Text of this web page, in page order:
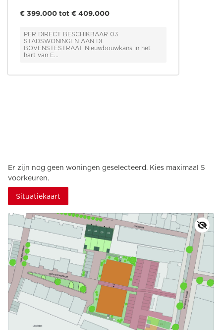
€ 399.000 tot € 409.000
PER DIRECT BESCHIKBAAR 03
STADSWONINGEN AAN DE
BOVENSTESTRAAT Nieuwbouwkans in het
hart van E...
Er zijn nog geen woningen geselecteerd. Kies maximaal 5
voorkeuren.
Situatiekaart